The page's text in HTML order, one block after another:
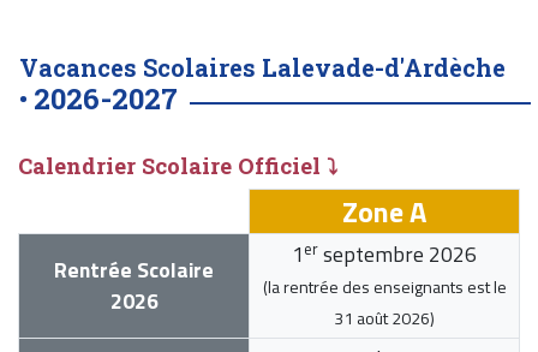
Vacances Scolaires Lalevade-d'Ardèche
• 2026-2027
Calendrier Scolaire Officiel ⤵
Zone A
Rentrée Scolaire
2026
1 er septembre 2026
(la rentrée des enseignants est le
31 août 2026)